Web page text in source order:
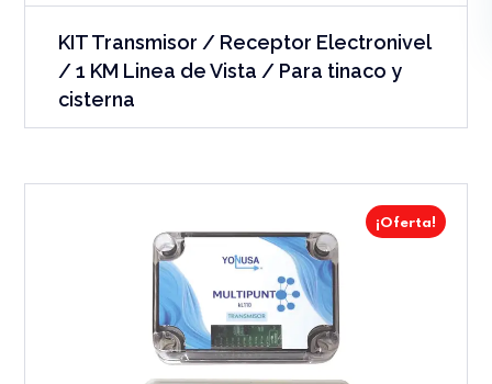
KIT Transmisor / Receptor Electronivel
/ 1 KM Linea de Vista / Para tinaco y
cisterna
¡Oferta!